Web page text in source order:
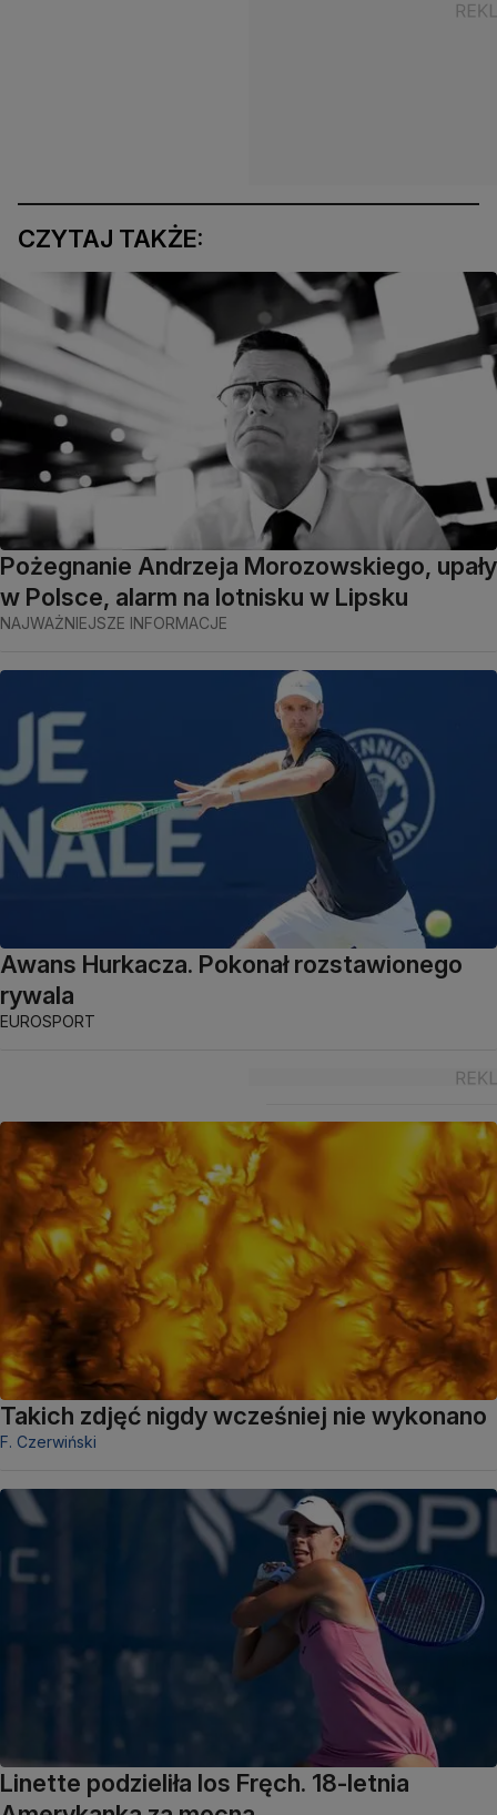
CZYTAJ TAKŻE:
Pożegnanie Andrzeja Morozowskiego, upały
w Polsce, alarm na lotnisku w Lipsku
NAJWAŻNIEJSZE INFORMACJE
Awans Hurkacza. Pokonał rozstawionego
rywala
EUROSPORT
Takich zdjęć nigdy wcześniej nie wykonano
F. Czerwiński
Linette podzieliła los Fręch. 18-letnia